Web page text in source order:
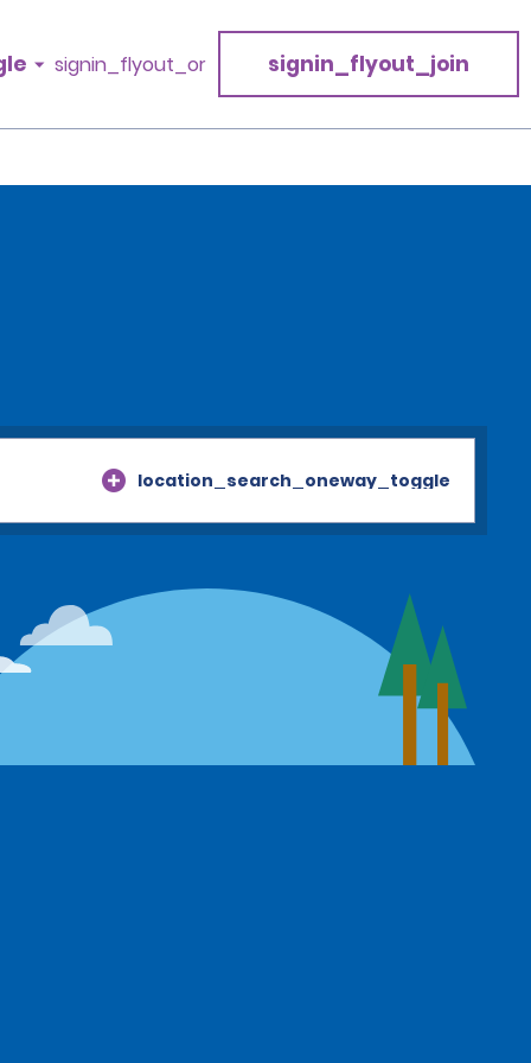
signin_flyout_or signin_flyout_join
location_search_oneway_toggle